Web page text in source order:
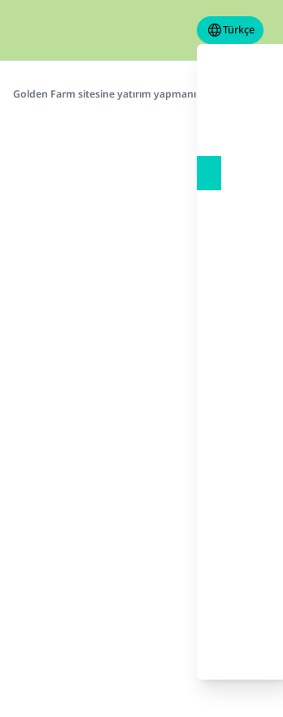
Türkçe
Golden Farm sitesine yatırım yapmanın hükmü